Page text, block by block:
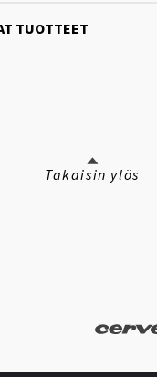
TUOTTEET
Takaisin ylös